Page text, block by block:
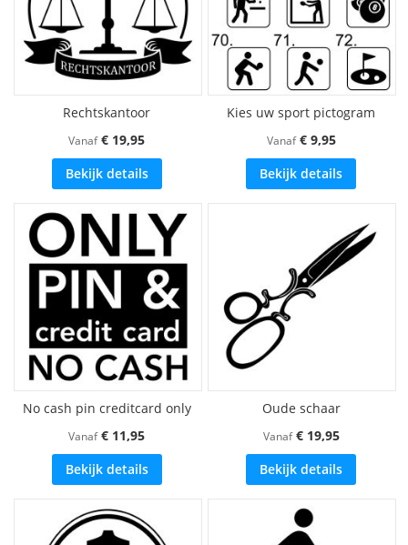
Rechtskantoor
Vanaf € 19,95
Bekijk details
Kies uw sport pictogram
Vanaf € 9,95
Bekijk details
No cash pin creditcard only
Vanaf € 11,95
Bekijk details
Oude schaar
Vanaf € 19,95
Bekijk details